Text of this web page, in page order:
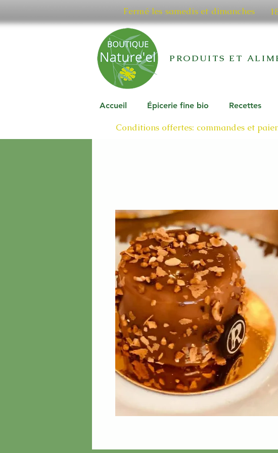
Fermé les samedis et dimanches
PRODUITS ET
Accueil Épicerie fine bio Recettes
Conditions offertes: commandes et